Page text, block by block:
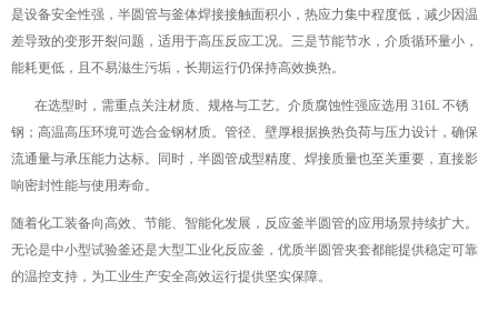
是设备安全性强，半圆管与釜体焊接接触面积小，热应力集中程度低，减少因温
差导致的变形开裂问题，适用于高压反应工况。三是节能节水，介质循环量小，
能耗更低，且不易滋生污垢，长期运行仍保持高效换热。
在选型时，需重点关注材质、规格与工艺。介质腐蚀性强应选用 316L 不锈
钢；高温高压环境可选合金钢材质。管径、壁厚根据换热负荷与压力设计，确保
流通量与承压能力达标。同时，半圆管成型精度、焊接质量也至关重要，直接影
响密封性能与使用寿命。
随着化工装备向高效、节能、智能化发展，反应釜半圆管的应用场景持续扩大。
无论是中小型试验釜还是大型工业化反应釜，优质半圆管夹套都能提供稳定可靠
的温控支持，为工业生产安全高效运行提供坚实保障。